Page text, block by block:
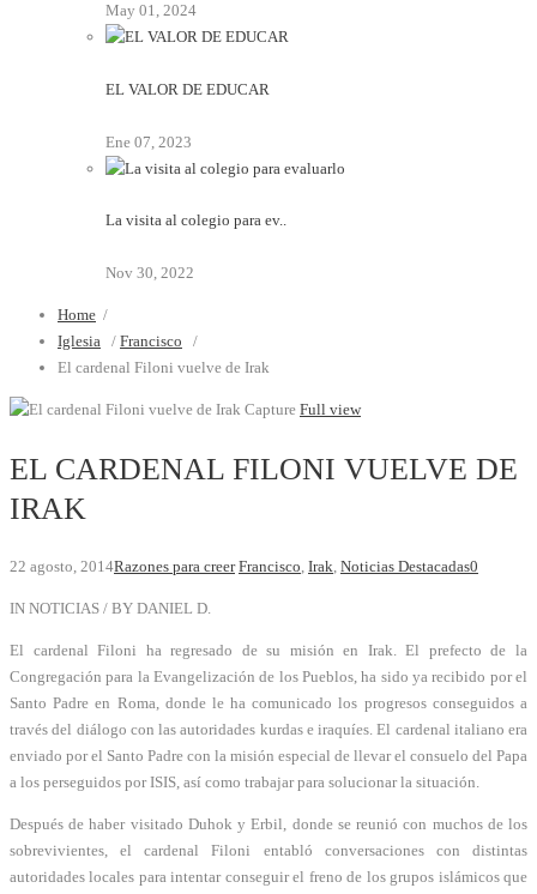
May 01, 2024
EL VALOR DE EDUCAR
Ene 07, 2023
La visita al colegio para ev..
Nov 30, 2022
Home /
Iglesia / Francisco /
El cardenal Filoni vuelve de Irak
Capture Full view
EL CARDENAL FILONI VUELVE DE
IRAK
22 agosto, 2014Razones para creer Francisco, Irak, Noticias Destacadas0
IN NOTICIAS / BY DANIEL D.
El cardenal Filoni ha regresado de su misión en Irak. El prefecto de la
Congregación para la Evangelización de los Pueblos, ha sido ya recibido por el
Santo Padre en Roma, donde le ha comunicado los progresos conseguidos a
través del diálogo con las autoridades kurdas e iraquíes.El cardenal italiano era
enviado por el Santo Padre con la misión especial de llevar el consuelo del Papa
a los perseguidos por ISIS, así como trabajar para solucionar la situación.
Después de haber visitado Duhok y Erbil, donde se reunió con muchos de los
sobrevivientes, el cardenal Filoni entabló conversaciones con distintas
autoridades locales para intentar conseguir el freno de los grupos islámicos que